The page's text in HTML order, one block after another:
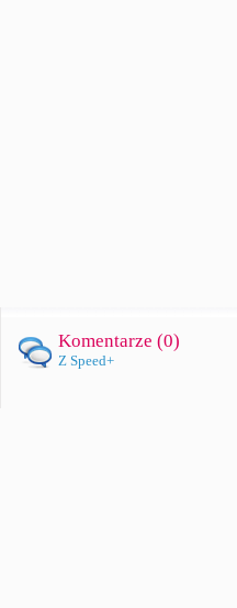
Komentarze (0)
Z Speed+